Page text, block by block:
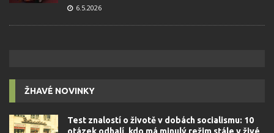
6.5.2026
ŽHAVÉ NOVINKY
Test znalostí o životě v dobách socialismu: 10